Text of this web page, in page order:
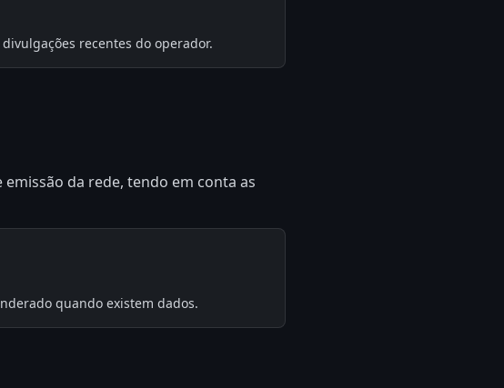
recentes do operador.
da rede, tendo em conta as
quando existem dados.